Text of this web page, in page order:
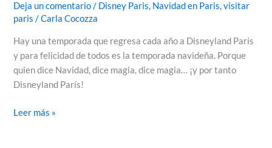
Deja un comentario / Disney Paris, Navidad en Paris,visitar
paris /Carla Cocozza
Hay una temporada que regresa cada año a Disneyland París
y para felicidad de todos es la temporada navideña. Porque
quien dice Navidad, dice magia, dice magia… ¡y por tanto
Disneyland París!
Leer más »